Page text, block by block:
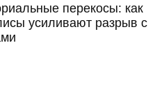
перекосы: как
усиливают разрыв с